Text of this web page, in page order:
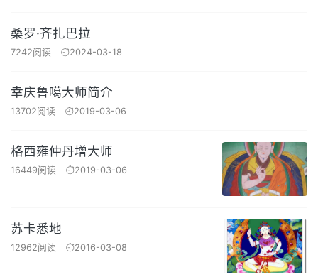
桑罗·齐扎巴拉
7242阅读 2024-03-18
幸庆鲁噶大师简介
13702阅读 2019-03-06
格西雍仲丹增大师
16449阅读 2019-03-06
苏卡悉地
12962阅读 2016-03-08